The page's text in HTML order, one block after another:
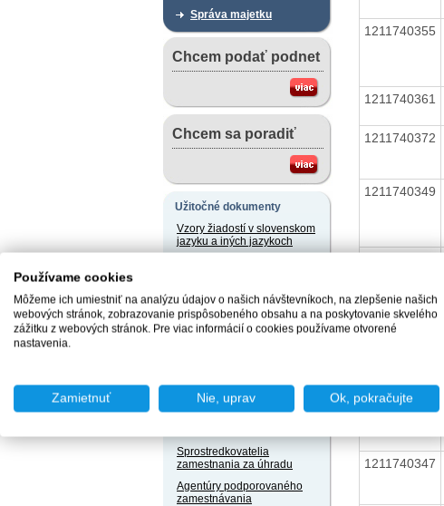
Správa majetku
Chcem podať podnet
Chcem sa poradiť
Užitočné dokumenty
Vzory žiadostí v slovenskom
jazyku a iných jazykoch
Užívateľský servis
Slobodný prístup k
informáciám
protispoločenskej činnosti
Sprostredkovatelia
zamestnania za úhradu
Agentúry podporovaného
zamestnávania
1211740355
1211740361
1211740372
1211740349
1211740348
1211740357
1211740347
Používame cookies
Môžeme ich umiestniť na analýzu údajov o našich návštevníkoch, na zlepšenie našich
webových stránok, zobrazovanie prispôsobeného obsahu a na poskytovanie skvelého
zážitku z webových stránok. Pre viac informácií o cookies používame otvorené
nastavenia.
Zamietnuť Nie, uprav Ok, pokračujte